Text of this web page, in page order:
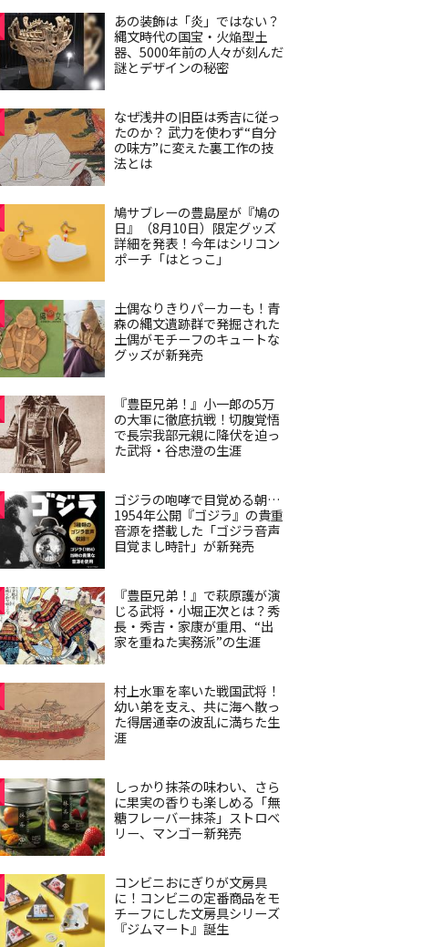
あの装飾は「炎」ではない？
縄文時代の国宝・火焔型土
器、5000年前の人々が刻んだ
謎とデザインの秘密
なぜ浅井の旧臣は秀吉に従っ
たのか？ 武力を使わず“自分
の味方”に変えた裏工作の技
法とは
鳩サブレーの豊島屋が『鳩の
日』（8月10日）限定グッズ
詳細を発表！今年はシリコン
ポーチ「はとっこ」
土偶なりきりパーカーも！青
森の縄文遺跡群で発掘された
土偶がモチーフのキュートな
グッズが新発売
『豊臣兄弟！』小一郎の5万
の大軍に徹底抗戦！切腹覚悟
で長宗我部元親に降伏を迫っ
た武将・谷忠澄の生涯
ゴジラの咆哮で目覚める朝…
1954年公開『ゴジラ』の貴重
音源を搭載した「ゴジラ音声
目覚まし時計」が新発売
『豊臣兄弟！』で萩原護が演
じる武将・小堀正次とは？秀
長・秀吉・家康が重用、“出
家を重ねた実務派”の生涯
村上水軍を率いた戦国武将！
幼い弟を支え、共に海へ散っ
た得居通幸の波乱に満ちた生
涯
しっかり抹茶の味わい、さら
に果実の香りも楽しめる「無
糖フレーバー抹茶」ストロベ
リー、マンゴー新発売
コンビニおにぎりが文房具
に！コンビニの定番商品をモ
チーフにした文房具シリーズ
『ジムマート』誕生